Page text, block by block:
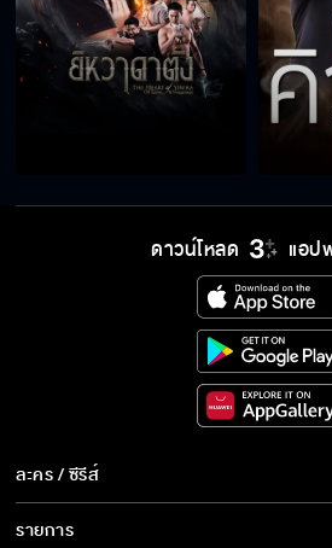
ดาวน์โหลด แอป
ละคร / ซีรีส์
ละคร/ซีรีส์
รายการ